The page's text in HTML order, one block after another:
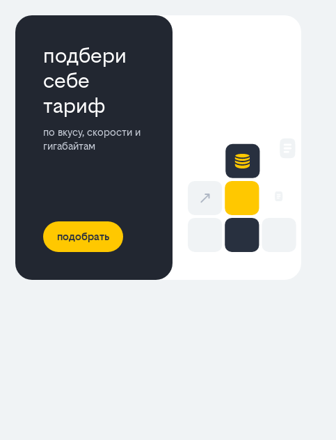
подбери
себе
тариф
по вкусу, скорости и
гигабайтам
подобрать